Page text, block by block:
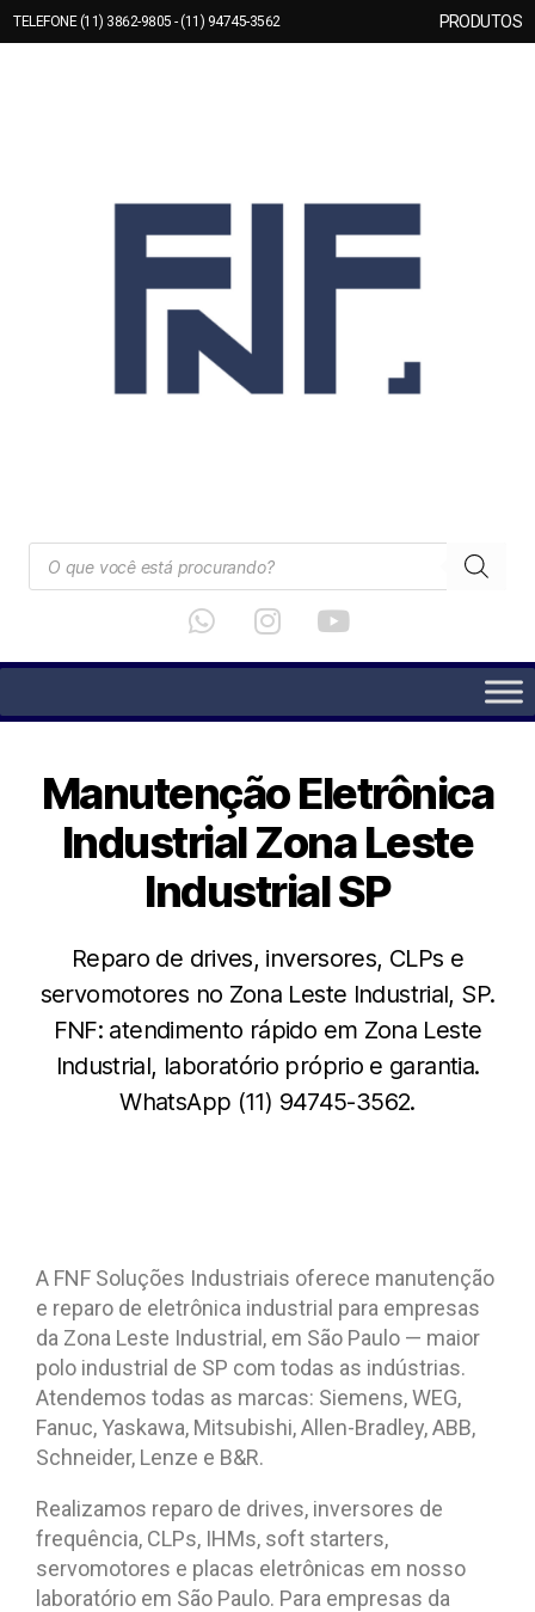
TELEFONE (11) 3862-9805 - (11) 94745-3562 PRODUTOS
Manutenção Eletrônica
Industrial Zona Leste
Industrial SP
Reparo de drives, inversores, CLPs e
servomotores no Zona Leste Industrial, SP.
FNF: atendimento rápido em Zona Leste
Industrial, laboratório próprio e garantia.
WhatsApp (11) 94745-3562.
A FNF Soluções Industriais oferece manutenção
e reparo de eletrônica industrial para empresas
da Zona Leste Industrial, em São Paulo — maior
polo industrial de SP com todas as indústrias.
Atendemos todas as marcas: Siemens, WEG,
Fanuc, Yaskawa, Mitsubishi, Allen-Bradley, ABB,
Schneider, Lenze e B&R.
Realizamos reparo de drives, inversores de
frequência, CLPs, IHMs, soft starters,
servomotores e placas eletrônicas em nosso
laboratório em São Paulo. Para empresas da